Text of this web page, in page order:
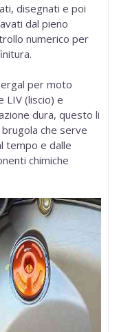
disegnati e poi
dal pieno
numerico per
per moto
(liscio) e
dura, questo li
che serve
tempo e dalle
chimiche